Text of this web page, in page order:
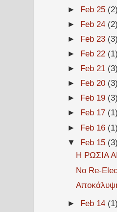
► Feb 25 (2)
► Feb 24 (2)
► Feb 23 (3)
► Feb 22 (1)
► Feb 21 (3)
► Feb 20 (3)
► Feb 19 (3)
► Feb 17 (1)
► Feb 16 (1)
▼ Feb 15 (3)
Η ΡΩΣΙΑ
No Re-
► Feb 14 (1)